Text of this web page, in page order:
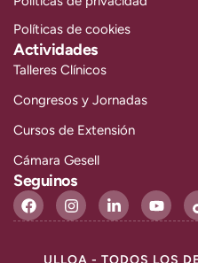
Políticas de cookies
Actividades
Talleres Clínicos
Congresos y Jornadas
Cursos de Extensión
Cámara Gesell
Seguinos